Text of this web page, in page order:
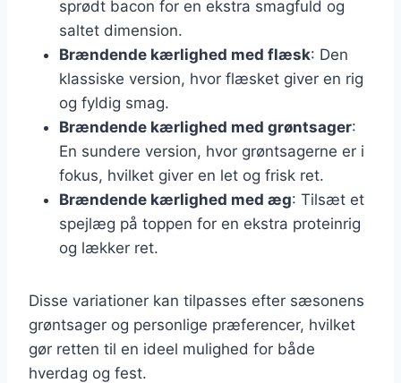
sprødt bacon for en ekstra smagfuld og
saltet dimension.
Brændende kærlighed med flæsk: Den
klassiske version, hvor flæsket giver en rig
og fyldig smag.
Brændende kærlighed med grøntsager:
En sundere version, hvor grøntsagerne er i
fokus, hvilket giver en let og frisk ret.
Brændende kærlighed med æg: Tilsæt et
spejlæg på toppen for en ekstra proteinrig
og lækker ret.
Disse variationer kan tilpasses efter sæsonens
grøntsager og personlige præferencer, hvilket
gør retten til en ideel mulighed for både
hverdag og fest.